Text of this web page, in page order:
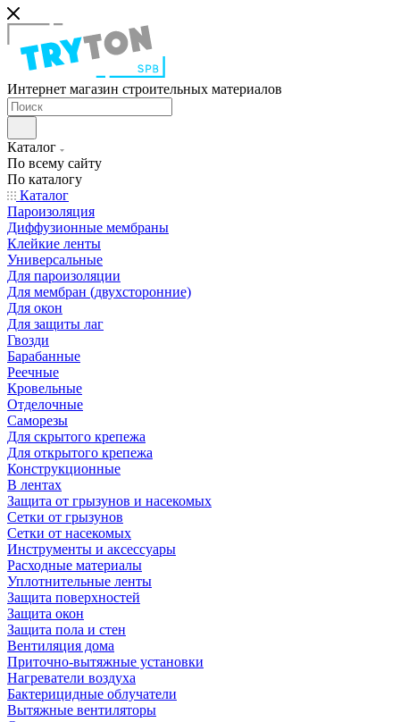
Интернет магазин строительных материалов
Каталог
По всему сайту
По каталогу
Каталог
Пароизоляция
Диффузионные мембраны
Клейкие ленты
Универсальные
Для пароизоляции
Для мембран (двухсторонние)
Для окон
Для защиты лаг
Гвозди
Барабанные
Реечные
Кровельные
Отделочные
Саморезы
Для скрытого крепежа
Для открытого крепежа
Конструкционные
В лентах
Защита от грызунов и насекомых
Сетки от грызунов
Сетки от насекомых
Инструменты и аксессуары
Расходные материалы
Уплотнительные ленты
Защита поверхностей
Защита окон
Защита пола и стен
Вентиляция дома
Приточно-вытяжные установки
Нагреватели воздуха
Бактерицидные облучатели
Вытяжные вентиляторы